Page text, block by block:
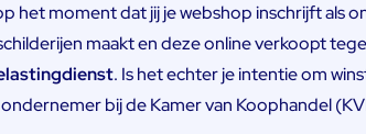
het moment dat jij je webshop inschrijft als
maakt en deze online verkoopt
. Is het echter je intentie om
bij de Kamer van Koophandel